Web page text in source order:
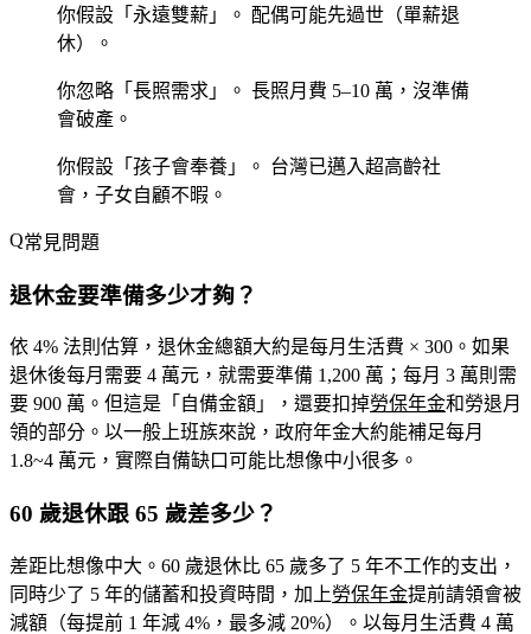
你假設「永遠雙薪」。 配偶可能先過世（單薪退
休）。
你忽略「長照需求」。 長照月費 5–10 萬，沒準備
會破產。
你假設「孩子會奉養」。 台灣已邁入超高齡社
會，子女自顧不暇。
常見問題
退休金要準備多少才夠？
依 4% 法則估算，退休金總額大約是每月生活費 × 300 。如果
退休後每月需要 4 萬元，就需要準備 1,200 萬；每月 3 萬則需
要 900 萬。但這是「自備金額」，還要扣掉勞保年金和勞退月
領的部分。以一般上班族來說，政府年金大約能補足每月
1.8~4 萬元，實際自備缺口可能比想像中小很多。
60 歲退休跟 65 歲差多少？
差距比想像中大。60 歲退休比 65 歲多了 5 年不工作的支出，
同時少了 5 年的儲蓄和投資時間，加上勞保年金提前請領會被
減額（每提前 1 年減 4%，最多減 20%）。以每月生活費 4 萬